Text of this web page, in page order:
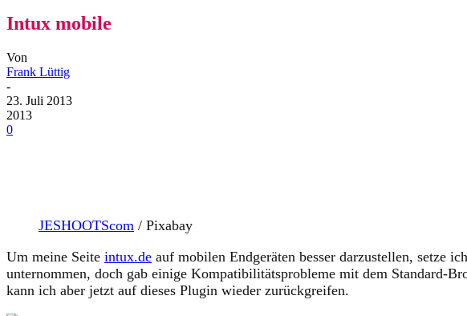
Intux mobile
Von
Frank Lüttig
-
23. Juli 2013
2013
0
JESHOOTScom / Pixabay
Um meine Seite intux.de auf mobilen Endgeräten besser darzustellen, setze
unternommen, doch gab einige Kompatibilitätsprobleme mit dem Standard-
kann ich aber jetzt auf dieses Plugin wieder zurückgreifen.